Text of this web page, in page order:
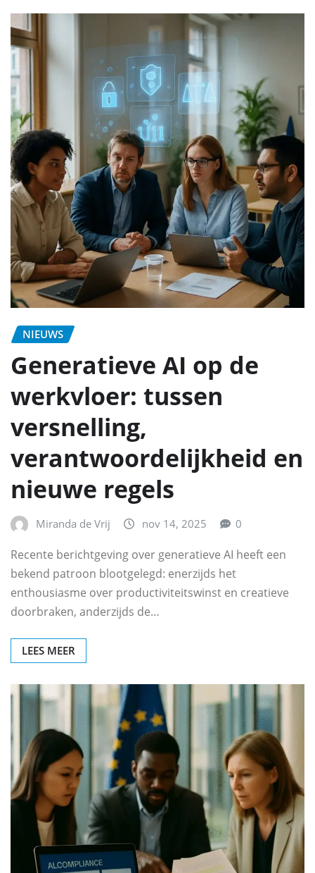
NIEUWS
Generatieve AI op de
werkvloer: tussen
versnelling,
verantwoordelijkheid en
nieuwe regels
Miranda de Vrij nov 14, 2025 0
Recente berichtgeving over generatieve AI heeft een
bekend patroon blootgelegd: enerzijds het
enthousiasme over productiviteitswinst en creatieve
doorbraken, anderzijds de…
LEES MEER